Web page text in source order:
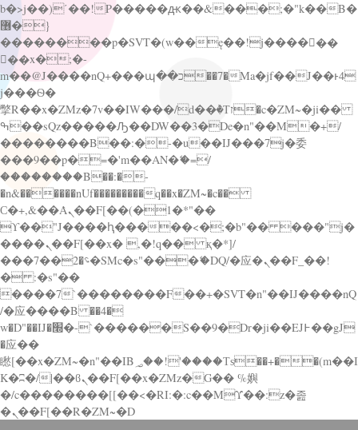
b�>j��)΄��!P�����ԫ��&���;�"k��B�
޶�}
��������p�SVT�(w��ę��!j������
��x�;�-
m��@J����nQ+���պ��כ��7�Ma�jf��J��ͱ4
j���Ѳ�
撆R��x�ZMz�7v��IW���/d��ٞ�Тז�c�ZM~�ji��
ߒ��sQz�����Ԡ��DW��3�De�n"��M�+/
��������B��:�-�u��IJ���7j�委
���9��p�=�'m��AN�ޭ�=/
��������B��:�-
�n&������nUf���������q��x�ZM~�c��
Ϲ�+,&��Ὰܢ��F[��(�1�*"��
ϒ��"J����ԧ�����<�;�b"�� ���"j�
����ܢ��F[��x� ,�!q�� қ�*]/
���؝�2��7�SMc�s"���ޭ�DQ/�应�ܢ��F_��!
� :�s"��
����7`��������F��+�SVT�n"��IJ����nQ
/�应����B ��4�
w�D"��IJ�׭�-`������S��9�Dr�ji��EJ߅��gJ
�应��
矁[��x�ZM~�n"��IB؃��!'����Тѕ��+��(m��I
K�ʭ�/|��ϐܢ��F[��x�ZMz�G�� %嬩
�/c��������[[��<�RI:�:c��MΎ��:z�졾
�ܢ��F[��R�ZM~�D